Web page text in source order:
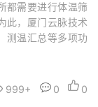
都需要进行体温筛
此，厦门云脉技术
测温汇总等多项功
统。目前，学校
测量体温的程序。
999+ 0 0